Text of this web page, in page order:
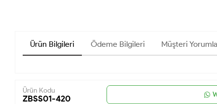
Ürün Bilgileri Ödeme Bilgileri Müşteri
Ürün Kodu
ZBSS01-420